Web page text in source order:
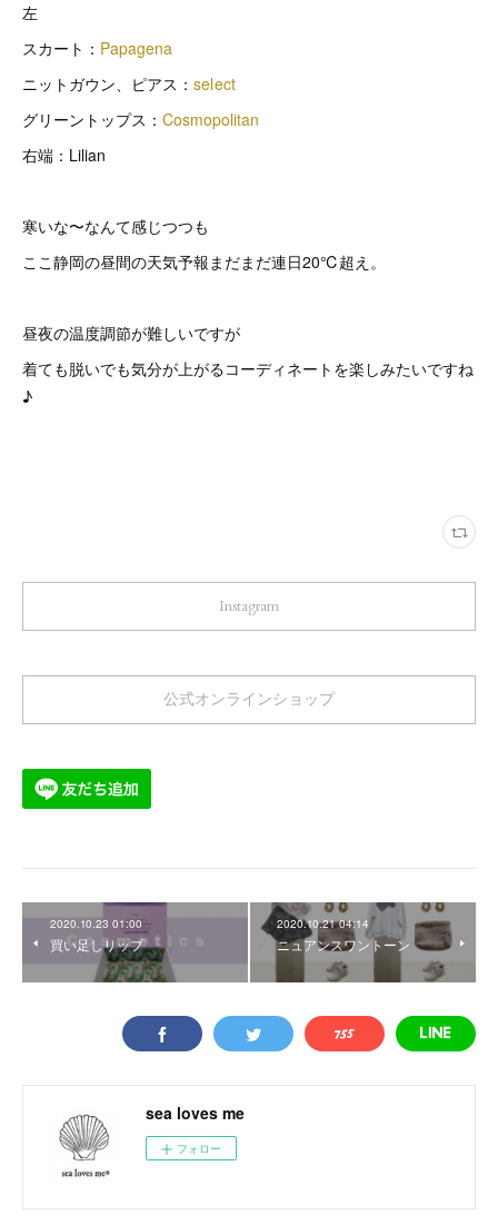
左
スカート： Papagena
ニットガウン、ピアス： select
グリーントップス： Cosmopolitan
右端：Lilian
寒いな〜なんて感じつつも
ここ静岡の昼間の天気予報まだまだ連日20℃超え。
昼夜の温度調節が難しいですが
着ても脱いでも気分が上がるコーディネートを楽しみたいですね
♪
Instagram
公式オンラインショップ
2020.10.23 01:00
買い足しリップ
2020.10.21 04:14
ニュアンスワントーン
sea loves me
フォロー